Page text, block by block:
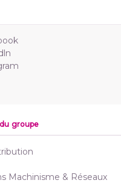
groupe
Machinisme & Réseaux